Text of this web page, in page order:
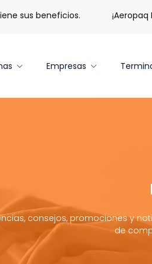
sus beneficios. ¡Aeropaq
Empresas
consejos, promociones y
de